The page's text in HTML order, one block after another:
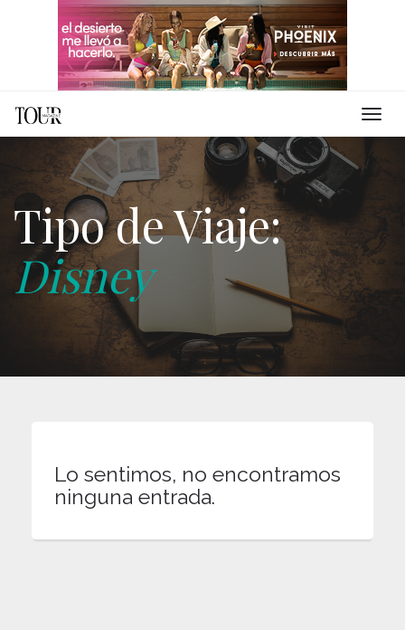
Tipo de Viaje:
Disney
Lo sentimos, no encontramos
ninguna entrada.